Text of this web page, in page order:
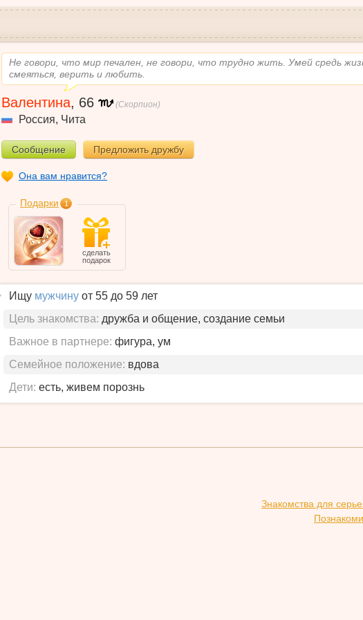
Не говори, что мир печален, не говори, что трудно жить. Умей средь
смеяться, верить и любить.
Валентина, 66 (Скорпион)
Россия, Чита
Сообщение Предложить дружбу
Она вам нравится?
Подарки 1
сделать
подарок
Ищу мужчину от 55 до 59 лет
Цель знакомства: дружба и общение, создание семьи
Важное в партнере: фигура, ум
Семейное положение: вдова
Дети: есть, живем порознь
Знакомства для